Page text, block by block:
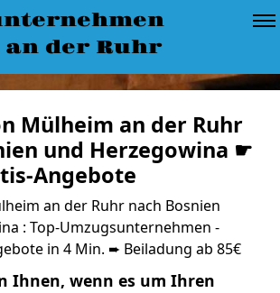
der Ruhr
Mülheim an der Ruhr
und Herzegowina ☛
Angebote
an der Ruhr nach Bosnien
: Top-Umzugsunternehmen -
in 4 Min. ➨ Beiladung ab 85€
Ihnen, wenn es um Ihren